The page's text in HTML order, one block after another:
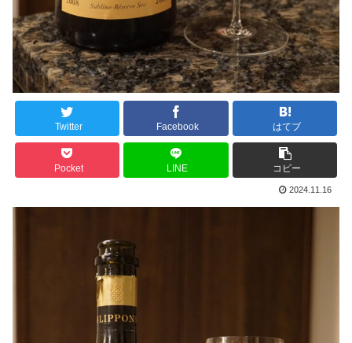
Twitter Facebook はてブ
Pocket LINE コピー
2024.11.16